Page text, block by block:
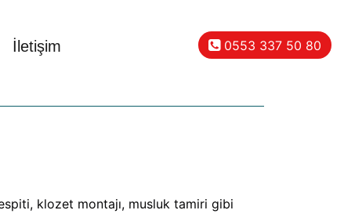
İletişim 0553 337 50 80
klozet montajı, musluk tamiri gibi